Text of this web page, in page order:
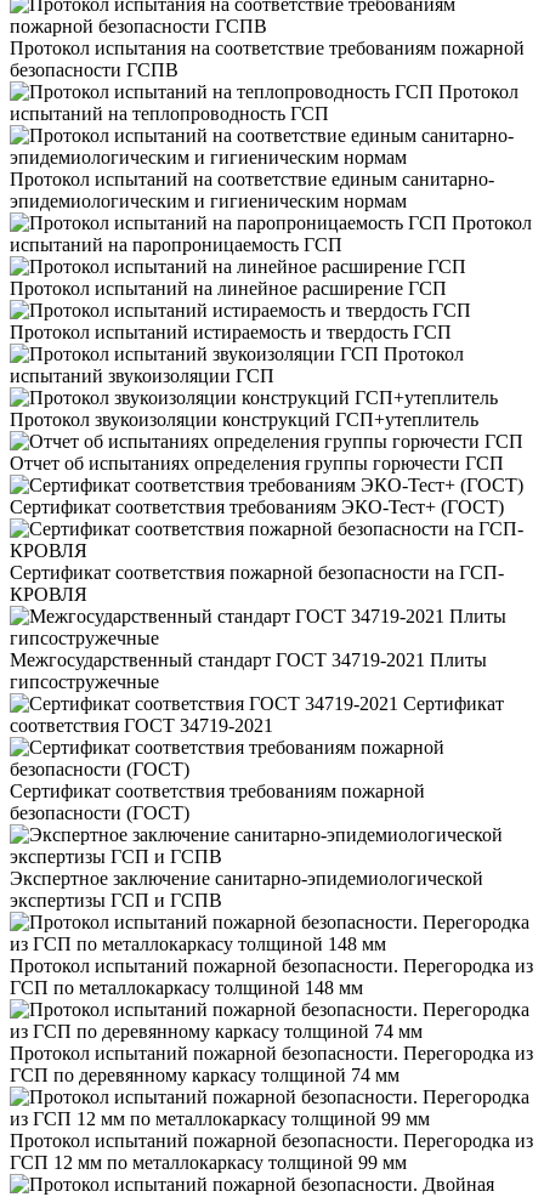
Протокол испытания на соответствие требованиям пожарной
безопасности ГСПВ
Протокол
испытаний на теплопроводность ГСП
Протокол испытаний на соответствие единым санитарно-
эпидемиологическим и гигиеническим нормам
Протокол
испытаний на паропроницаемость ГСП
Протокол испытаний на линейное расширение ГСП
Протокол испытаний истираемость и твердость ГСП
Протокол
испытаний звукоизоляции ГСП
Протокол звукоизоляции конструкций ГСП+утеплитель
Отчет об испытаниях определения группы горючести ГСП
Сертификат соответствия требованиям ЭКО-Тест+ (ГОСТ)
Сертификат соответствия пожарной безопасности на ГСП-
КРОВЛЯ
Межгосударственный стандарт ГОСТ 34719-2021 Плиты
гипсостружечные
Сертификат
соответствия ГОСТ 34719-2021
Сертификат соответствия требованиям пожарной
безопасности (ГОСТ)
Экспертное заключение санитарно-эпидемиологической
экспертизы ГСП и ГСПВ
Протокол испытаний пожарной безопасности. Перегородка из
ГСП по металлокаркасу толщиной 148 мм
Протокол испытаний пожарной безопасности. Перегородка из
ГСП по деревянному каркасу толщиной 74 мм
Протокол испытаний пожарной безопасности. Перегородка из
ГСП 12 мм по металлокаркасу толщиной 99 мм